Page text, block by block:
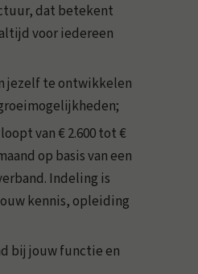
dat betekent
voor iedereen
jezelf te ontwikkelen
van € 2.600 tot €
op basis van een
Indeling is
kennis, opleiding
bij jouw functie en